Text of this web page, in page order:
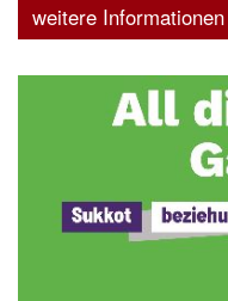
weitere Informationen